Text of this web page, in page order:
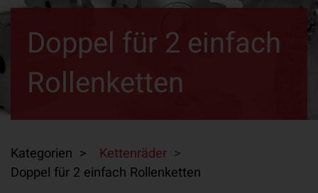
Doppel für 2 einfach
Rollenketten
Kategorien > Kettenräder >
Doppel für 2 einfach Rollenketten